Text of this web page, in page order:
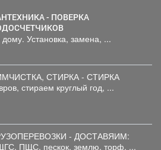
дому. Установка, замена, ...
СТИРКА - СТИРКА
стираем круглый год, ...
- ДОСТАВЯИМ:
ПЩС, пескок, землю, торф, ...